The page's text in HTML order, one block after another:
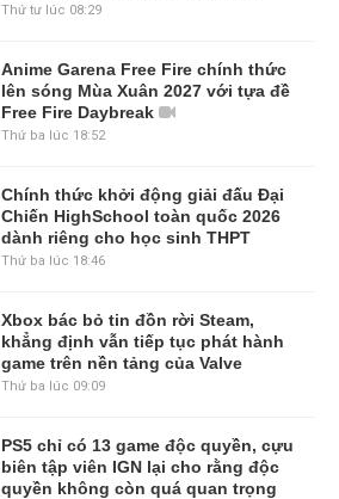
Thứ tư lúc 08:29
Anime Garena Free Fire chính thức
lên sóng Mùa Xuân 2027 với tựa đề
Free Fire Daybreak
Thứ ba lúc 18:52
Chính thức khởi động giải đấu Đại
Chiến HighSchool toàn quốc 2026
dành riêng cho học sinh THPT
Thứ ba lúc 18:46
Xbox bác bỏ tin đồn rời Steam,
khẳng định vẫn tiếp tục phát hành
game trên nền tảng của Valve
Thứ ba lúc 09:09
PS5 chỉ có 13 game độc quyền, cựu
biên tập viên IGN lại cho rằng độc
quyền không còn quá quan trọng